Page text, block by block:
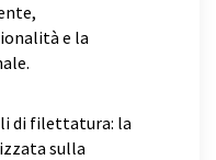
e la
di filettatura: la
sulla